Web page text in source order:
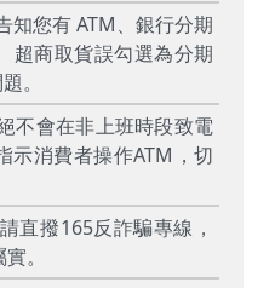
知您有 ATM、銀行分期
超商取貨誤勾選為分期
。
不會在非上班時段致電
示消費者操作ATM，切
直撥165反詐騙專線，
。